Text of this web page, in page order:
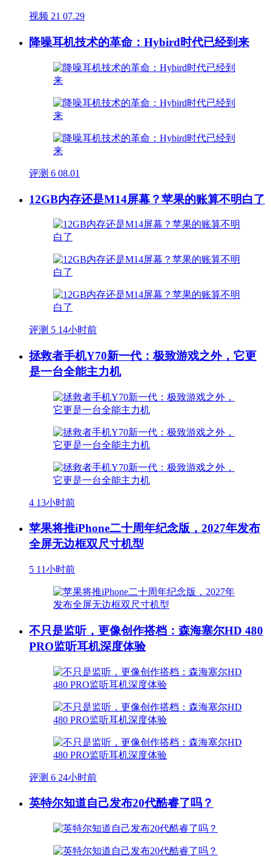
视频 21 07.29
降噪耳机技术的革命：Hybird时代已经到来
评测 6 08.01
12GB内存还是M14屏幕？苹果的账算不明白了
评测 5 14小时前
拯救者手机Y70新一代：极致游戏之外，它更
是一台全能主力机
4 13小时前
苹果将推iPhone二十周年纪念版，2027年发布
全屏无边框双尺寸机型
5 11小时前
不只是监听，更像创作搭档：森海塞尔HD 480
PRO监听耳机深度体验
评测 6 24小时前
英特尔知道自己发布20代酷睿了吗？